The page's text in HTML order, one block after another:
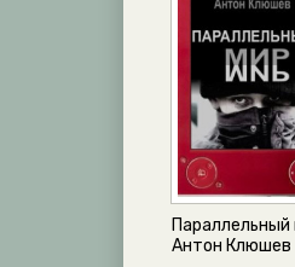
Параллельный
Антон Клюшев